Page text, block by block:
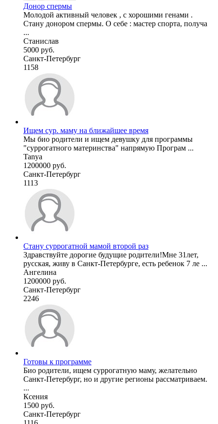
Донор спермы
Молодой активный человек , с хорошими генами .
Стану донором спермы. О себе : мастер спорта, получа
...
Станислав
5000 руб.
Санкт-Петербург
1158
Ищем сур. маму на ближайшее время
Мы био родители и ищем девушку для программы
"суррогатного материнства" напрямую Програм ...
Tanya
1200000 руб.
Санкт-Петербург
1113
Стану суррогатной мамой второй раз
Здравствуйте дорогие будущие родители!Мне 31лет,
русская, живу в Санкт-Петербурге, есть ребенок 7 ле ...
Ангелина
1200000 руб.
Санкт-Петербург
2246
Готовы к программе
Био родители, ищем суррогатную маму, желательно
Санкт-Петербург, но и другие регионы рассматриваем.
...
Ксения
1500 руб.
Санкт-Петербург